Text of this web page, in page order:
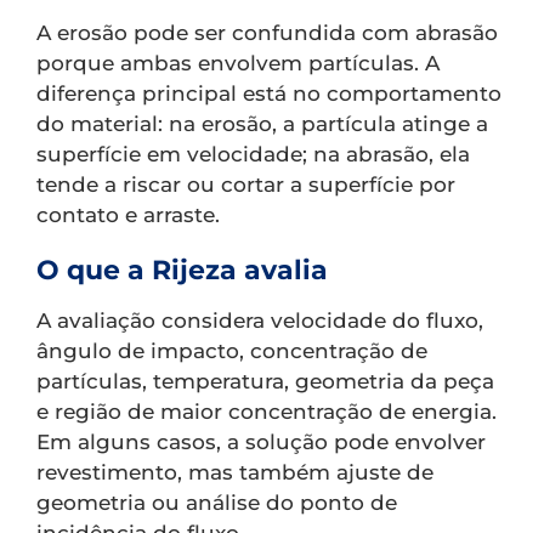
A erosão pode ser confundida com abrasão
porque ambas envolvem partículas. A
diferença principal está no comportamento
do material: na erosão, a partícula atinge a
superfície em velocidade; na abrasão, ela
tende a riscar ou cortar a superfície por
contato e arraste.
O que a Rijeza avalia
A avaliação considera velocidade do fluxo,
ângulo de impacto, concentração de
partículas, temperatura, geometria da peça
e região de maior concentração de energia.
Em alguns casos, a solução pode envolver
revestimento, mas também ajuste de
geometria ou análise do ponto de